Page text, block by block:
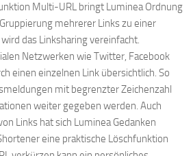
Multi-URL bringt Luminea Ordnung
mehrerer Links zu einer
das Linksharing vereinfacht.
Netzwerken wie Twitter, Facebook
einen einzelnen Link übersichtlich. So
mit begrenzter Zeichenzahl
weiter gegeben werden. Auch
Links hat sich Luminea Gedanken
eine praktische Löschfunktion